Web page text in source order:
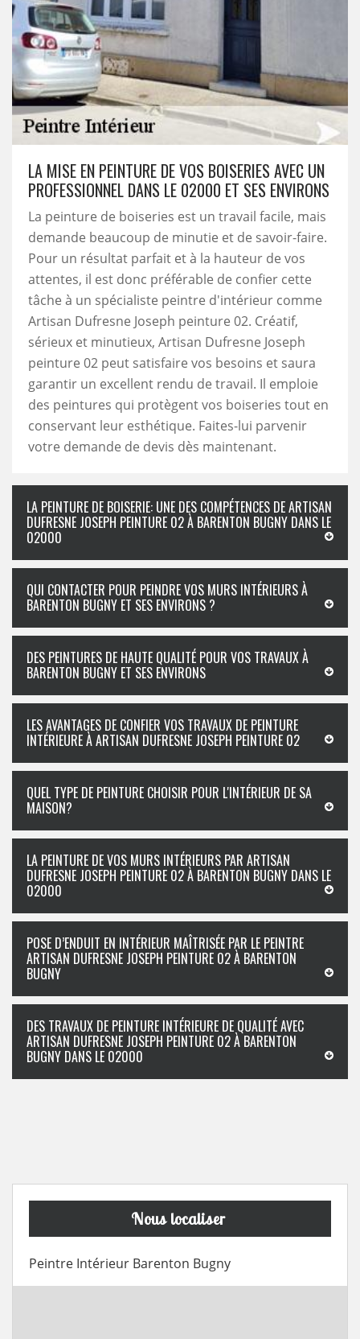
LA MISE EN PEINTURE DE VOS BOISERIES AVEC UN
PROFESSIONNEL DANS LE 02000 ET SES ENVIRONS
La peinture de boiseries est un travail facile, mais
demande beaucoup de minutie et de savoir-faire.
Pour un résultat parfait et à la hauteur de vos
attentes, il est donc préférable de confier cette
tâche à un spécialiste peintre d'intérieur comme
Artisan Dufresne Joseph peinture 02. Créatif,
sérieux et minutieux, Artisan Dufresne Joseph
peinture 02 peut satisfaire vos besoins et saura
garantir un excellent rendu de travail. Il emploie
des peintures qui protègent vos boiseries tout en
conservant leur esthétique. Faites-lui parvenir
votre demande de devis dès maintenant.
LA PEINTURE DE BOISERIE: UNE DES COMPÉTENCES DE ARTISAN
DUFRESNE JOSEPH PEINTURE 02 À BARENTON BUGNY DANS LE
02000
QUI CONTACTER POUR PEINDRE VOS MURS INTÉRIEURS À
BARENTON BUGNY ET SES ENVIRONS ?
DES PEINTURES DE HAUTE QUALITÉ POUR VOS TRAVAUX À
BARENTON BUGNY ET SES ENVIRONS
LES AVANTAGES DE CONFIER VOS TRAVAUX DE PEINTURE
INTÉRIEURE À ARTISAN DUFRESNE JOSEPH PEINTURE 02
QUEL TYPE DE PEINTURE CHOISIR POUR L'INTÉRIEUR DE SA
MAISON?
LA PEINTURE DE VOS MURS INTÉRIEURS PAR ARTISAN
DUFRESNE JOSEPH PEINTURE 02 À BARENTON BUGNY DANS LE
02000
POSE D’ENDUIT EN INTÉRIEUR MAÎTRISÉE PAR LE PEINTRE
ARTISAN DUFRESNE JOSEPH PEINTURE 02 À BARENTON
BUGNY
DES TRAVAUX DE PEINTURE INTÉRIEURE DE QUALITÉ AVEC
ARTISAN DUFRESNE JOSEPH PEINTURE 02 À BARENTON
BUGNY DANS LE 02000
Nous localiser
Peintre Intérieur Barenton Bugny